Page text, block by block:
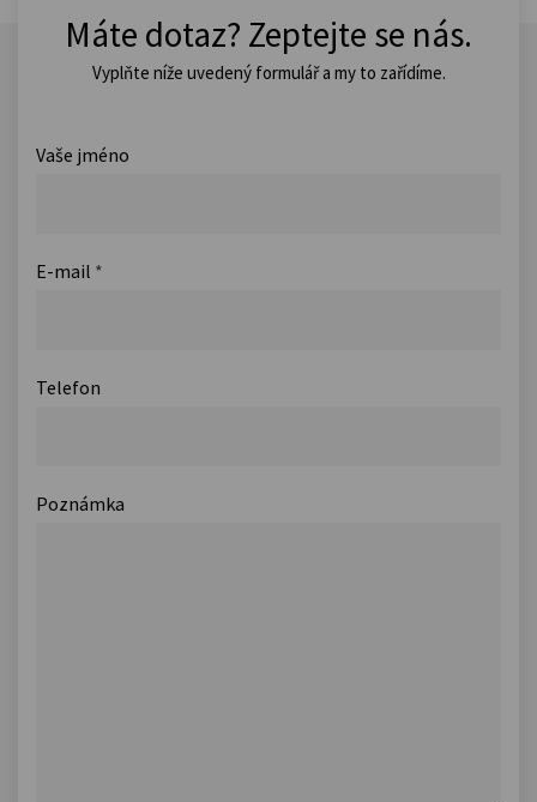
Máte dotaz? Zeptejte se nás.
Vyplňte níže uvedený formulář a my to zařídíme.
Vaše jméno
E-mail *
Telefon
Poznámka